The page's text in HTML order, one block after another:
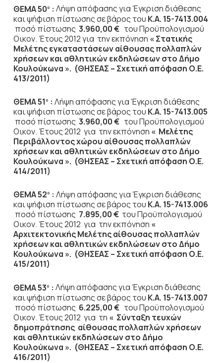
ΘΕΜΑ 50ο : Λήψη απόφασης για Έγκριση διάθεσης
και ψήφιση πίστωσης σε βάρος του Κ.Α. 15-7413.004
ποσό πίστωσης 3.960,00 €του Προϋπολογισμού
Οικον. Έτους 2012για την εκπόνηση « Στατικής
Μελέτης εγκαταστάσεων αίθουσας πολλαπλών
χρήσεων και αθλητικών εκδηλώσεων στο Δήμο
Κουλούκωνα ». (ΘΗΣΕΑΣ – Σχετική απόφαση Ο.Ε.
413/2011)
ΘΕΜΑ 51 ο : Λήψη απόφασης για Έγκριση διάθεσης
και ψήφιση πίστωσης σε βάρος του Κ.Α. 15-7413.005
ποσό πίστωσης 3.960,00 €του Προϋπολογισμού
Οικον. Έτους 2012 για την εκπόνηση « Μελέτης
Περιβάλλοντος χώρου αίθουσας πολλαπλών
χρήσεων και αθλητικών εκδηλώσεων στο Δήμο
Κουλούκωνα ». (ΘΗΣΕΑΣ – Σχετική απόφαση Ο.Ε.
414/2011)
ΘΕΜΑ 52ο : Λήψη απόφασης για Έγκριση διάθεσης
και ψήφιση πίστωσης σε βάρος του Κ.Α. 15-7413.006
ποσό πίστωσης 7.895,00 €του Προϋπολογισμού
Οικον. Έτους 2012 για την εκπόνηση «
Αρχιτεκτονικής Μελέτης αίθουσας πολλαπλών
χρήσεων και αθλητικών εκδηλώσεων στο Δήμο
Κουλούκωνα ». (ΘΗΣΕΑΣ – Σχετική απόφαση Ο.Ε.
415/2011)
ΘΕΜΑ 53ο : Λήψη απόφασης για Έγκριση διάθεσης
και ψήφιση πίστωσης σε βάρος του Κ.Α. 15-7413.007
ποσό πίστωσης 6.225,00 €του Προϋπολογισμού
Οικον. Έτους 2012 για τη « Σύνταξη τευχών
δημοπράτησης αίθουσας πολλαπλών χρήσεων
και αθλητικών εκδηλώσεων στο Δήμο
Κουλούκωνα ». (ΘΗΣΕΑΣ – Σχετική απόφαση Ο.Ε.
416/2011)